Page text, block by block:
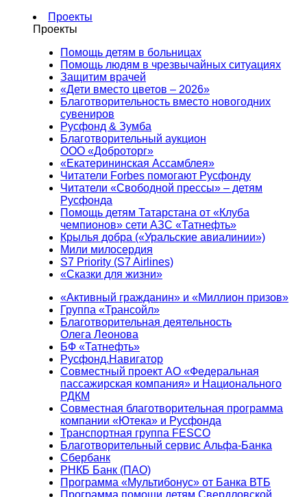
Проекты
Проекты
Помощь детям в больницах
Помощь людям в чрезвычайных ситуациях
Защитим врачей
«Дети вместо цветов – 2026»
Благотворительность вместо новогодних
сувениров
Русфонд & Зумба
Благотворительный аукцион
ООО «Доброторг»
«Екатерининская Ассамблея»
Читатели Forbes помогают Русфонду
Читатели «Свободной прессы» – детям
Русфонда
Помощь детям Татарстана от «Клуба
чемпионов» сети АЗС «Татнефть»
Крылья добра («Уральские авиалинии»)
Мили милосердия
S7 Priority (S7 Airlines)
«Сказки для жизни»
«Активный гражданин» и «Миллион призов»
Группа «Трансойл»
Благотворительная деятельность
Олега Леонова
БФ «Татнефть»
Русфонд.Навигатор
Совместный проект АО «Федеральная
пассажирская компания» и Национального
РДКМ
Совместная благотворительная программа
компании «Ютека» и Русфонда
Транспортная группа FESCO
Благотворительный сервис Альфа-Банка
Сбербанк
РНКБ Банк (ПАО)
Программа «Мультибонус» от Банка ВТБ
Программа помощи детям Свердловской